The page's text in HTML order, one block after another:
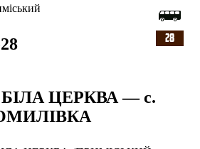
ЦЕРКВА — с.